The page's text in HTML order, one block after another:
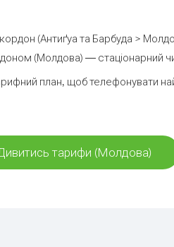
(Антиґуа та Барбуда >
(Молдова) — стаціонарний
план, щоб телефонувати
тарифи (Молдова)